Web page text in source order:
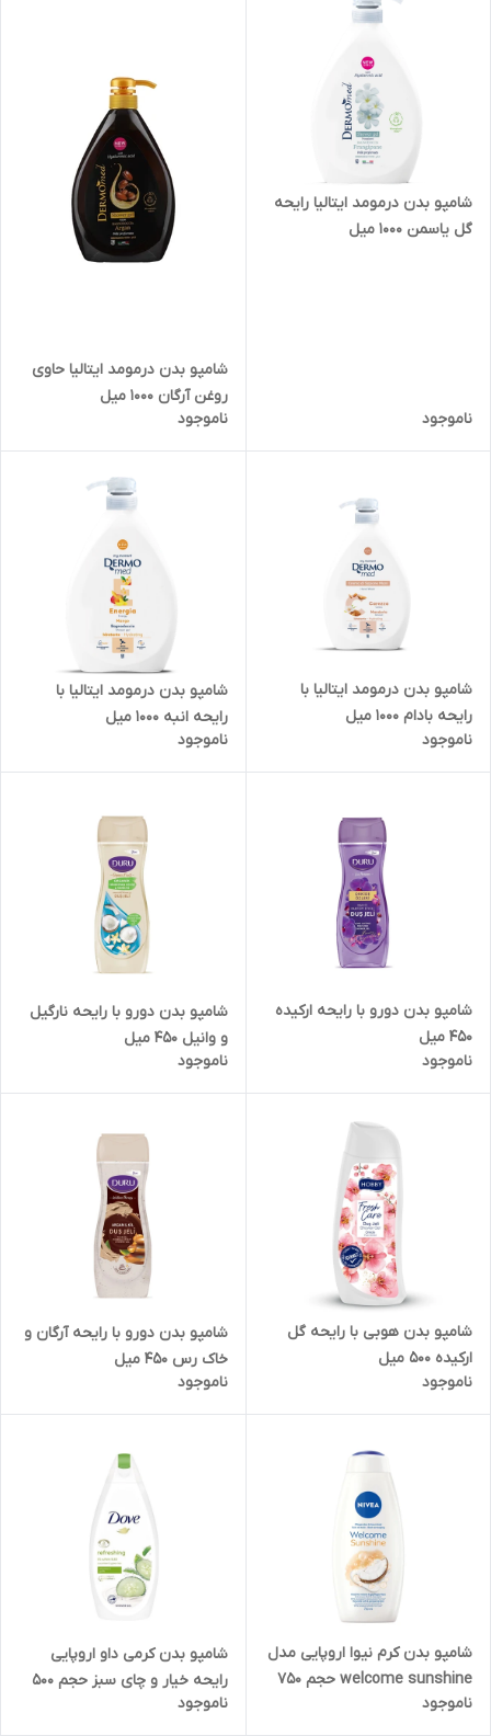
شامپو بدن درمومد ایتالیا رایحه
گل یاسمن 1000 میل
ناموجود
شامپو بدن درمومد ایتالیا حاوی
روغن آرگان 1000 میل
ناموجود
شامپو بدن درمومد ایتالیا با
رایحه بادام 1000 میل
ناموجود
شامپو بدن درمومد ایتالیا با
رایحه انبه 1000 میل
ناموجود
شامپو بدن دورو با رایحه ارکیده
450 میل
ناموجود
شامپو بدن دورو با رایحه نارگیل
و وانیل 450 میل
ناموجود
شامپو بدن هوبی با رایحه گل
ارکیده 500 میل
ناموجود
شامپو بدن دورو با رایحه آرگان و
خاک رس 450 میل
ناموجود
شامپو بدن کرم نیوا اروپایی مدل
welcome sunshine حجم 750
میل
ناموجود
شامپو بدن کرمی داو اروپایی
رایحه خیار و چای سبز حجم 500
میل
ناموجود